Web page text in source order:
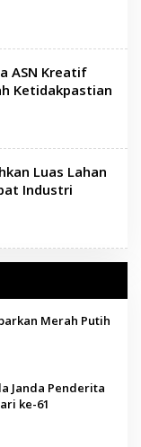
ASN Kreatif
Ketidakpastian
Luas Lahan
Industri
Merah Putih
Janda Penderita
ke-61